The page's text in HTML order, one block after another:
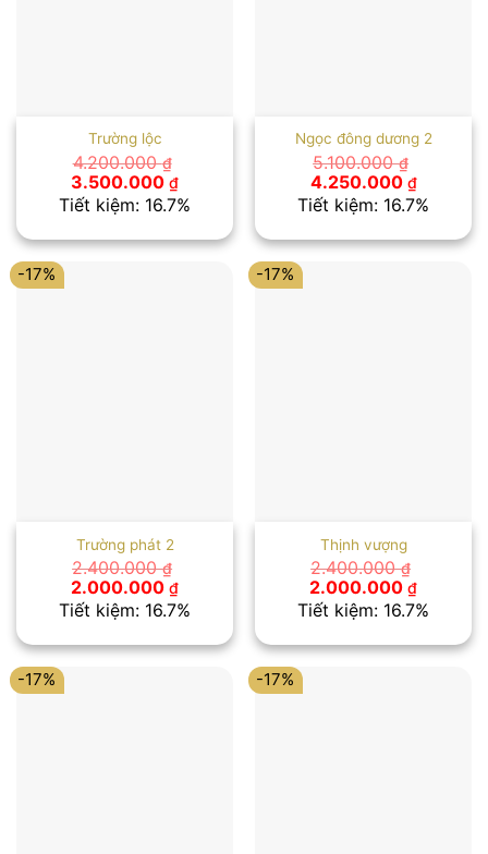
Trường lộc
4.200.000₫
Giá
gốc
là:
3.500.000 ₫Giá
hiện
tại
3.500.000 ₫.
Tiết kiệm: 16.7%
Ngọc đông dương 2
5.100.000₫
Giá
gốc
là:
4.250.000 ₫Giá
hiện
tại
Tiết kiệm: 16.7%
-17%
Trường phát 2
2.400.000₫
Giá
gốc
là:
2.000.000 ₫Giá
hiện
tại
2.000.000 ₫.
Tiết kiệm: 16.7%
-17%
Thịnh vượng
2.400.000₫
Giá
gốc
là:
2.000.000 ₫Giá
hiện
tại
Tiết kiệm: 16.7%
-17% -17%